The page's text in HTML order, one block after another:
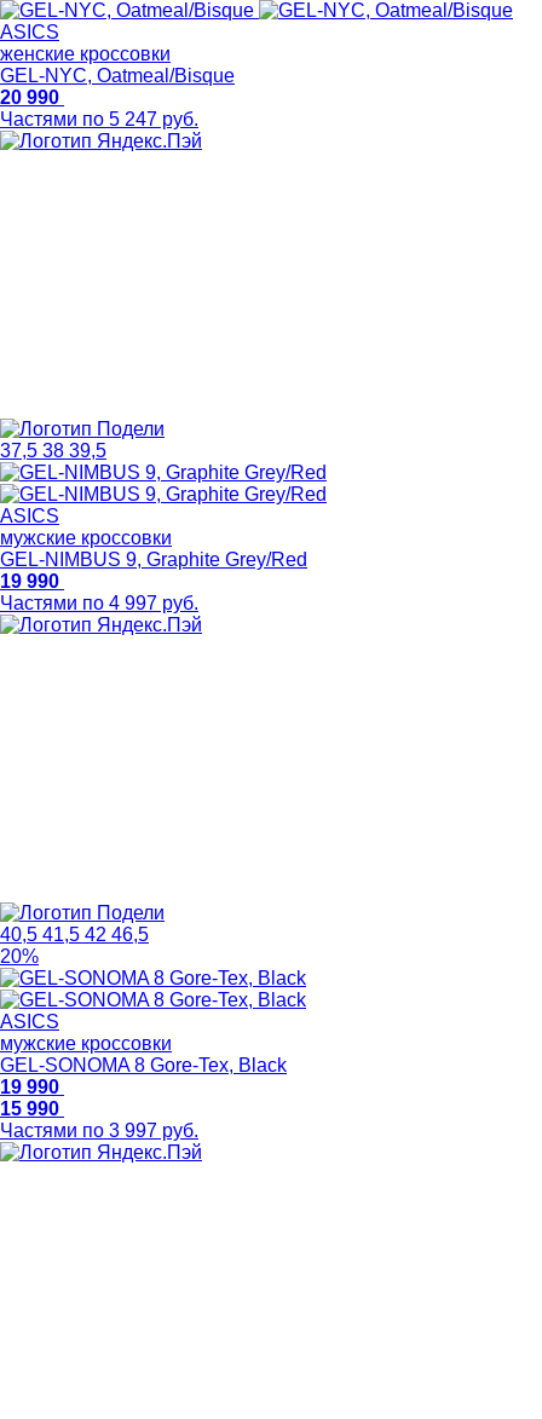
ASICS
женские кроссовки
GEL-NYC, Oatmeal/Bisque
20 990
Частями по 5 247 руб.
37,5 38 39,5
ASICS
мужские кроссовки
GEL-NIMBUS 9, Graphite Grey/Red
19 990
Частями по 4 997 руб.
40,5 41,5 42 46,5
20%
ASICS
мужские кроссовки
GEL-SONOMA 8 Gore-Tex, Black
19 990
15 990
Частями по 3 997 руб.